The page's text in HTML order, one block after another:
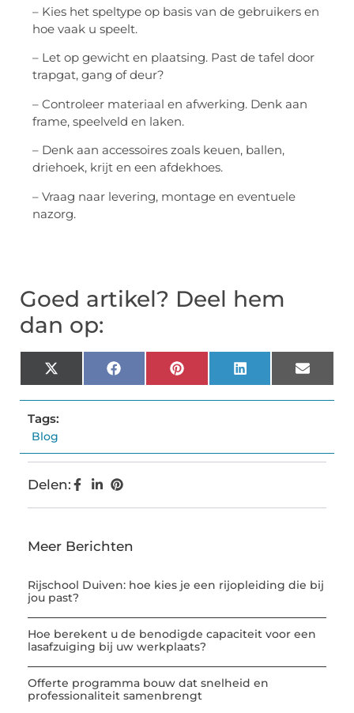
– Kies het speltype op basis van de gebruikers en
hoe vaak u speelt.
– Let op gewicht en plaatsing. Past de tafel door
trapgat, gang of deur?
– Controleer materiaal en afwerking. Denk aan
frame, speelveld en laken.
– Denk aan accessoires zoals keuen, ballen,
driehoek, krijt en een afdekhoes.
– Vraag naar levering, montage en eventuele
nazorg.
Goed artikel? Deel hem
dan op:
X
(Twitter)
FacebookPinterestLinkedInEmail
Tags:
Blog
Delen:
Meer Berichten
Rijschool Duiven: hoe kies je een rijopleiding die bij
jou past?
Hoe berekent u de benodigde capaciteit voor een
lasafzuiging bij uw werkplaats?
Offerte programma bouw dat snelheid en
professionaliteit samenbrengt